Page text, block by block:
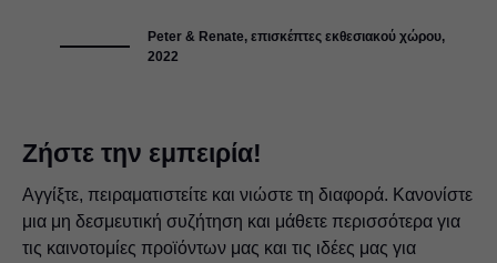
Peter & Renate, επισκέπτες εκθεσιακού χώρου,
2022
Ζήστε την εμπειρία!
Αγγίξτε, πειραματιστείτε και νιώστε τη διαφορά. Κανονίστε
μια μη δεσμευτική συζήτηση και μάθετε περισσότερα για
τις καινοτομίες προϊόντων μας και τις ιδέες μας για